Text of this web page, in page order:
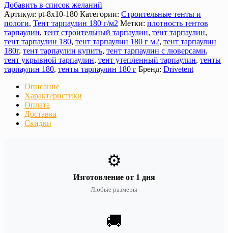
Добавить в список желаний
Артикул: pt-8х10-180 Категории: Строительные тенты и
пологи, Тент тарпаулин 180 г/м2 Метки: плотность тентов
тарпаулин, тент строительный тарпаулин, тент тарпаулин,
тент тарпаулин 180, тент тарпаулин 180 г м2, тент тарпаулин
180г, тент тарпаулин купить, тент тарпаулин с люверсами,
тент укрывной тарпаулин, тент утепленный тарпаулин, тенты
тарпаулин 180, тенты тарпаулин 180 г Бренд: Drivetent
Описание
Характеристики
Оплата
Доставка
Скидки
⚙️
Изготовление от 1 дня
Любые размеры
🚚